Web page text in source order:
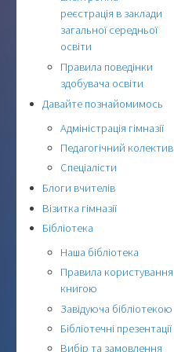
реєстрація в заклади
загальної середньої
освіти
Правила поведінки
здобувача освіти
Давайте познайомимось
Адміністрація гімназії
Педагогічний колектив
Спеціалісти
Блоги вчителів
Візитка гімназії
Бібліотека
Наша бібліотека
Правила користування
книгою
Завідуюча бібліотекою
Бібліотечні презентації
Вибір та замовлення